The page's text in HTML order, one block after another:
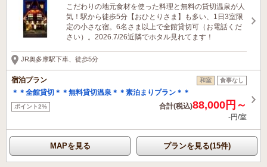
こだわりの地元食材を使った料理と無料の貸切温泉が人
気！駅から徒歩5分【おひとりさま】も多い、1日3室限
定の小さな宿。6名さま以上で全館貸切可（お電話くだ
さい）。2026.7/26近隣でホタル見れてます！
JR奥多摩駅下車、徒歩5分
宿泊プラン 和室 食事なし
＊＊全館貸切＊＊無料貸切温泉＊＊素泊まりプラン＊＊
ポイント2% 合計(税込)88,000円～
-円/室
MAPを見る プランを見る(15件)